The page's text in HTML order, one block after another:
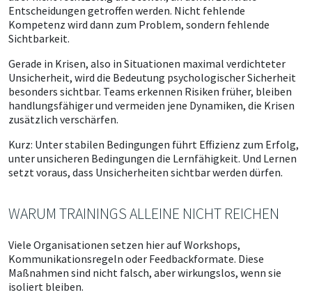
Entscheidungen getroffen werden. Nicht fehlende
Kompetenz wird dann zum Problem, sondern fehlende
Sichtbarkeit.
Gerade in Krisen, also in Situationen maximal verdichteter
Unsicherheit, wird die Bedeutung psychologischer Sicherheit
besonders sichtbar. Teams erkennen Risiken früher, bleiben
handlungsfähiger und vermeiden jene Dynamiken, die Krisen
zusätzlich verschärfen.
Kurz: Unter stabilen Bedingungen führt Effizienz zum Erfolg,
unter unsicheren Bedingungen die Lernfähigkeit. Und Lernen
setzt voraus, dass Unsicherheiten sichtbar werden dürfen.
WARUM TRAININGS ALLEINE NICHT REICHEN
Viele Organisationen setzen hier auf Workshops,
Kommunikationsregeln oder Feedbackformate. Diese
Maßnahmen sind nicht falsch, aber wirkungslos, wenn sie
isoliert bleiben.